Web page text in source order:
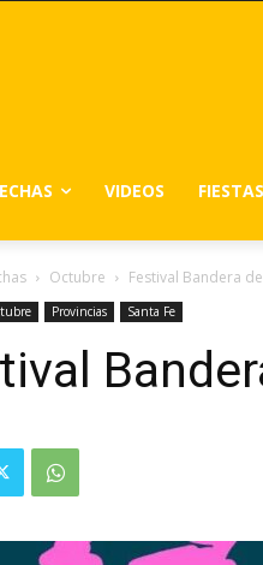
VIDEOS
Octubre Festival Bandera
Provincias Santa Fe